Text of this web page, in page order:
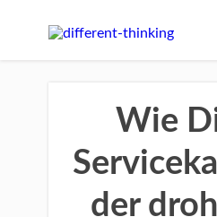
Wie
der